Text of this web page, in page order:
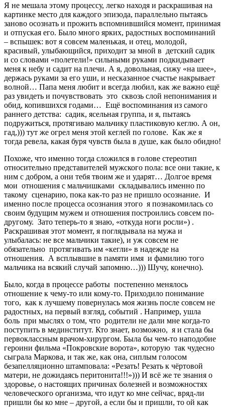
Я не мешала этому процессу, легко находя и раскрашивая на
картинке место для каждого эпизода, параллельно пытаясь
заново осознать и прожить вспомнившийся момент, принимая
и отпуская его. Было много ярких, радостных воспоминаний
– вспышек: вот я совсем маленькая, и отец, молодой,
красивый, улыбающийся, приходит за мной в детский садик
и со словами «полетели!» сильными руками подкидывает
меня к небу и садит на плечи. А я, довольная, сижу «на шее»,
держась руками за его уши, и несказанное счастье накрывает
волной… Папа меня любит и всегда любил, как же важно ещё
раз увидеть и почувствовать это сквозь слой непонимания и
обид, копившихся годами… Ещё воспоминания из самого
раннего детства: садик, ясельная группа, и я, пытаясь
подружиться, протягиваю мальчику пластиковую кеглю. А он,
гад,))) тут же огрел меня этой кеглей по голове. Как же я
тогда ревела, какая буря чувств была в душе, как было обидно!
Похоже, что именно тогда сложился в голове стереотип
относительно представителей мужского пола: все они такие, к
ним с добром, а они тебя твоим же и ударят… Долгое время
мои отношения с мальчишками складывались именно по
такому сценарию, пока как-то раз не пришло осознание. И
именно после процесса осознания этого я познакомилась со
своим будущим мужем и отношения построились совсем по-
другому. Зато теперь-то я знаю, «откуда ноги росли») .
Раскрашивая этот момент, я поглядывала на мужа и
улыбалась: не все мальчики такие), и уж совсем не
обязательно протягивать им «кегли» в надежде на
отношения. А всплывшие в памяти имя и фамилию того
мальчика на всякий случай запомню…))) Шучу, конечно).
Было, когда в процессе работы постепенно менялось
отношение к чему-то или кому-то. Приходило понимание
того, как к лучшему повернулась моя жизнь после совсем не
радостных, на первый взгляд, событий . Например, ушла
боль при мыслях о том, что родители не дали мне когда-то
поступить в мединститут. Кто знает, возможно, я и стала бы
первоклассным врачом-хирургом. Была бы чем-то наподобие
героини фильма «Покровские ворота», которую так чудесно
сыграла Маркова, и так же, как она, сиплым голосом
безапелляционно штамповала: «Резать! Резать к чёртовой
матери, не дожидаясь перитонита!!!»))) И всё же те знания о
здоровье, о настоящих причинах болезней и возможностях
человеческого организма, что идут ко мне сейчас, вряд-ли
пришли бы ко мне – другой, а если бы и пришли, то ой как